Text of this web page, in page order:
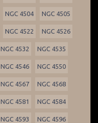
NGC 4504 NGC 4505
NGC 4522 NGC 4526
NGC 4532 NGC 4535
NGC 4546 NGC 4550
NGC 4567 NGC 4568
NGC 4581 NGC 4584
NGC 4593 NGC 4596